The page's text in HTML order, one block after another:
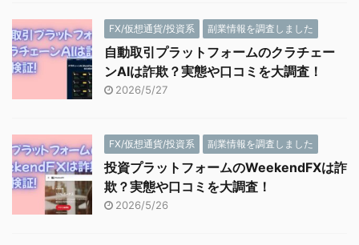
FX/仮想通貨/投資系 副業情報を調査しました
自動取引プラットフォームのクラチェー
ンAIは詐欺？実態や口コミを大調査！
2026/5/27
FX/仮想通貨/投資系 副業情報を調査しました
投資プラットフォームのWeekendFXは詐
欺？実態や口コミを大調査！
2026/5/26